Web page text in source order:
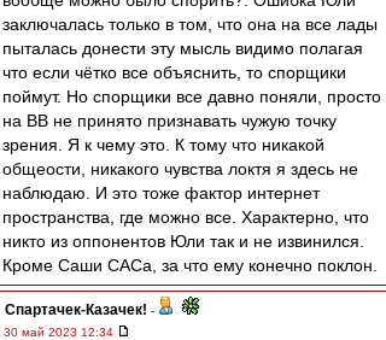
заключалась только в том, что она на все лады
пыталась донести эту мысль видимо полагая
что если чётко все объяснить, то спорщики
поймут. Но спорщики все давно поняли, просто
на ВВ не принято признавать чужую точку
зрения. Я к чему это. К тому что никакой
общеости, никакого чувства локтя я здесь не
наблюдаю. И это тоже фактор интернет
пространства, где можно все. Характерно, что
никто из оппонентов Юли так и не извинился.
Кроме Саши САСа, за что ему конечно поклон.
Спартачек-Казачек! -
30 май 2023 12:34